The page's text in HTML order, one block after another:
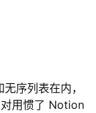
序列表在内，
用惯了 Notion